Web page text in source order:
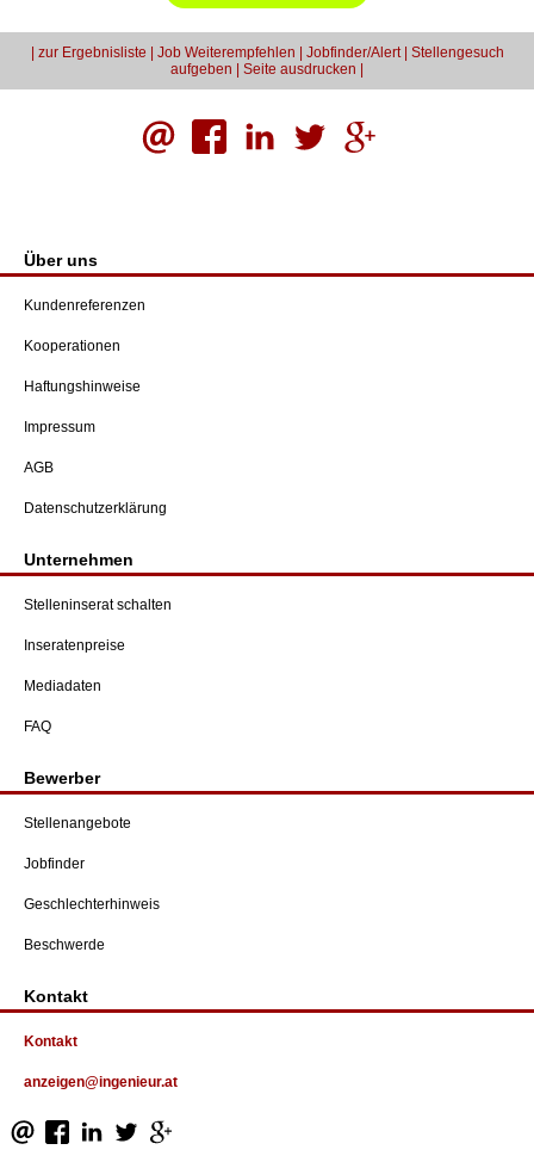
zur Ergebnisliste Job Weiterempfehlen Jobfinder/Alert| Stellengesuch
aufgeben
Seite ausdrucken
Über uns
Kundenreferenzen
Kooperationen
Haftungshinweise
Impressum
AGB
Datenschutzerklärung
Unternehmen
Stelleninserat schalten
Inseratenpreise
Mediadaten
FAQ
Bewerber
Stellenangebote
Jobfinder
Geschlechterhinweis
Beschwerde
Kontakt
Kontakt
anzeigen@ingenieur.at